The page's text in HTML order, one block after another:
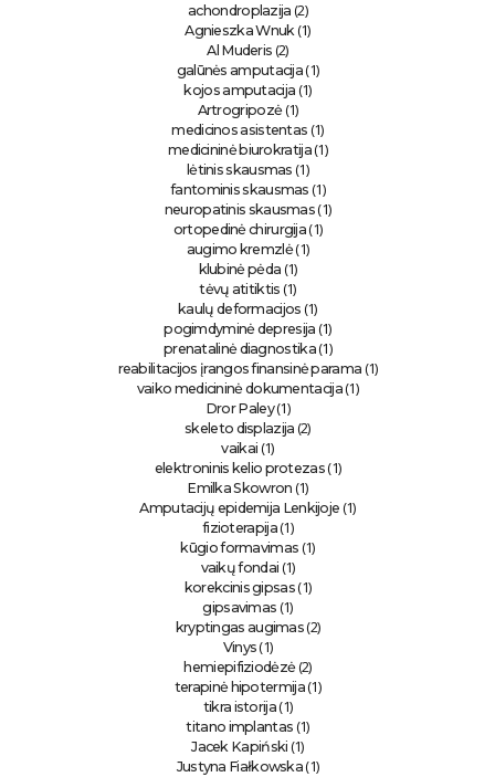
achondroplazija (2)
Agnieszka Wnuk(1)
Al Muderis (2)
galūnės amputacija (1)
kojos amputacija (1)
Artrogripozė(1)
medicinos asistentas (1)
medicininė biurokratija(1)
lėtinis skausmas (1)
fantominis skausmas (1)
neuropatinis skausmas (1)
ortopedinė chirurgija (1)
augimo kremzlė(1)
klubinė pėda (1)
tėvų atitiktis (1)
kaulų deformacijos (1)
pogimdyminė depresija (1)
prenatalinė diagnostika(1)
reabilitacijos įrangos finansinė parama (1)
vaiko medicininė dokumentacija(1)
Dror Paley(1)
skeleto displazija (2)
vaikai (1)
elektroninis kelio protezas(1)
Emilka Skowron (1)
Amputacijų epidemija Lenkijoje (1)
fizioterapija(1)
kūgio formavimas (1)
vaikų fondai (1)
korekcinis gipsas(1)
gipsavimas (1)
kryptingas augimas (2)
Vinys (1)
hemiepifiziodėzė(2)
terapinė hipotermija(1)
tikra istorija (1)
titano implantas (1)
Jacek Kapiński (1)
Justyna Fiałkowska (1)